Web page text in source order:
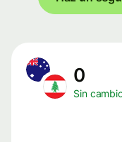
0
Sin